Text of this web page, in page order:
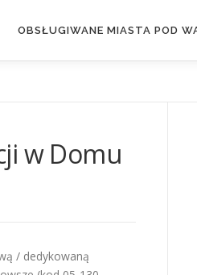
OBSŁUGIWANE MIASTA POD
w Domu
/ dedykowaną